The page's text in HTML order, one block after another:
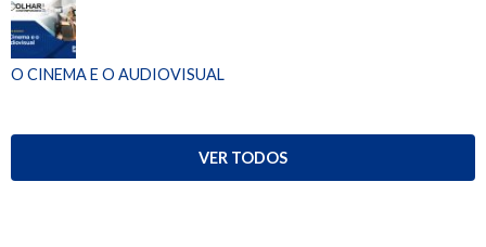
O CINEMA E O AUDIOVISUAL
VER TODOS